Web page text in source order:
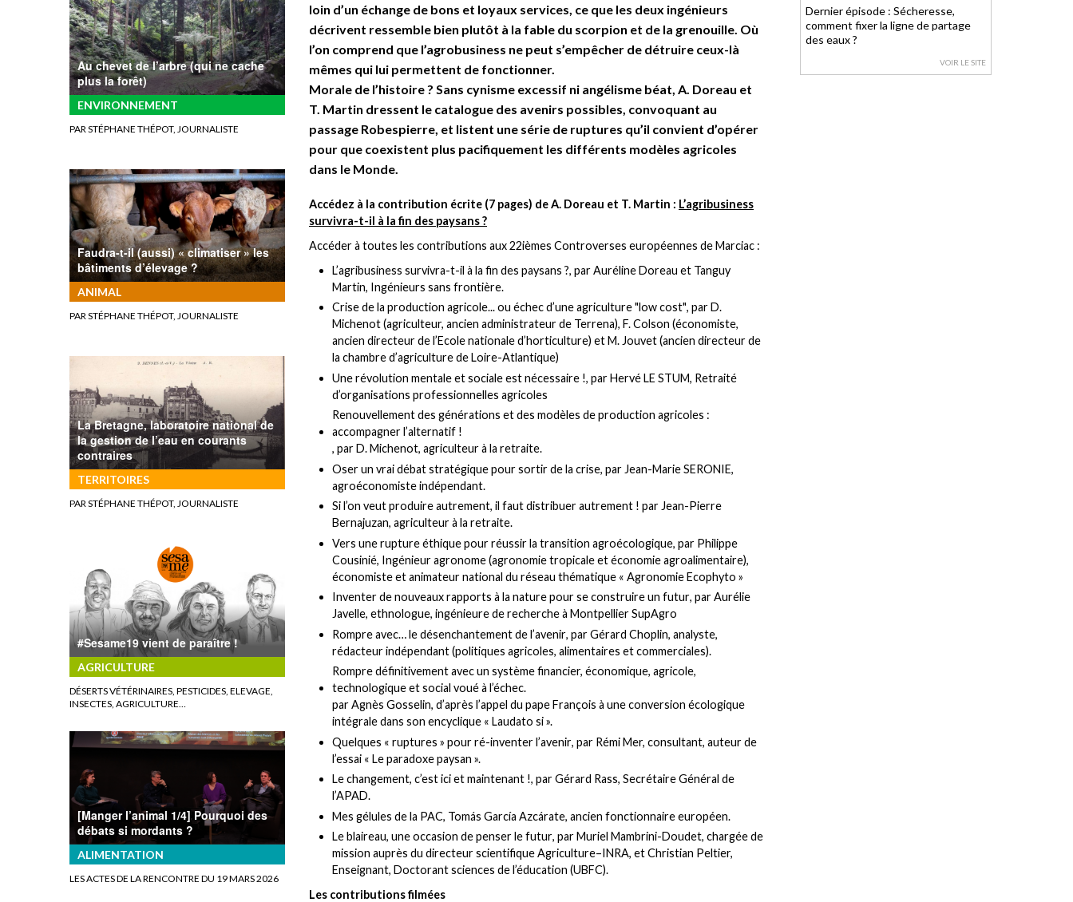
loin d’un échange de bons et loyaux services, ce que les deux ingénieurs
décrivent ressemble bien plutôt à la fable du scorpion et de la grenouille. Où
l’on comprend que l’agrobusiness ne peut s’empêcher de détruire ceux-là
mêmes qui lui permettent de fonctionner.
Morale de l’histoire ? Sans cynisme excessif ni angélisme béat, A. Doreau et
T. Martin dressent le catalogue des avenirs possibles, convoquant au
passage Robespierre, et listent une série de ruptures qu’il convient d’opérer
pour que coexistent plus pacifiquement les différents modèles agricoles
dans le Monde.
Accédez à la contribution écrite (7 pages) de A. Doreau et T. Martin : L’agribusiness
survivra-t-il à la fin des paysans ?
Accéder à toutes les contributions aux 22ièmes Controverses européennes de Marciac :
L’agribusiness survivra-t-il à la fin des paysans ?, par Auréline Doreau et Tanguy
Martin, Ingénieurs sans frontière.
Crise de la production agricole... ou échec d’une agriculture "low cost", par D.
Michenot (agriculteur, ancien administrateur de Terrena), F. Colson (économiste,
ancien directeur de l’Ecole nationale d’horticulture) et M. Jouvet (ancien directeur de
la chambre d’agriculture de Loire-Atlantique)
Une révolution mentale et sociale est nécessaire !, par Hervé LE STUM, Retraité
d’organisations professionnelles agricoles
Renouvellement des générations et des modèles de production agricoles :
accompagner l’alternatif !
, par D. Michenot, agriculteur à la retraite.
Oser un vrai débat stratégique pour sortir de la crise, par Jean-Marie SERONIE,
agroéconomiste indépendant.
Si l’on veut produire autrement, il faut distribuer autrement ! par Jean-Pierre
Bernajuzan, agriculteur à la retraite.
Vers une rupture éthique pour réussir la transition agroécologique, par Philippe
Cousinié, Ingénieur agronome (agronomie tropicale et économie agroalimentaire),
économiste et animateur national du réseau thématique « Agronomie Ecophyto »
Inventer de nouveaux rapports à la nature pour se construire un futur, par Aurélie
Javelle, ethnologue, ingénieure de recherche à Montpellier SupAgro
Rompre avec… le désenchantement de l’avenir, par Gérard Choplin, analyste,
rédacteur indépendant (politiques agricoles, alimentaires et commerciales).
Rompre définitivement avec un système financier, économique, agricole,
technologique et social voué à l’échec.
par Agnès Gosselin, d’après l’appel du pape François à une conversion écologique
intégrale dans son encyclique « Laudato si ».
Quelques « ruptures » pour ré-inventer l’avenir, par Rémi Mer, consultant, auteur de
l’essai « Le paradoxe paysan ».
Le changement, c’est ici et maintenant !, par Gérard Rass, Secrétaire Général de
l’APAD.
Mes gélules de la PAC, Tomás García Azcárate, ancien fonctionnaire européen.
Le blaireau, une occasion de penser le futur, par Muriel Mambrini-Doudet, chargée de
mission auprès du directeur scientifique Agriculture–INRA, et Christian Peltier,
Enseignant, Doctorant sciences de l’éducation (UBFC).
Les contributions filmées
Au chevet de l’arbre (qui ne cache
plus la forêt)
ENVIRONNEMENT
PAR STÉPHANE THÉPOT, JOURNALISTE
Faudra-t-il (aussi) « climatiser » les
bâtiments d’élevage ?
ANIMAL
PAR STÉPHANE THÉPOT, JOURNALISTE
La Bretagne, laboratoire national de
la gestion de l’eau en courants
contraires
TERRITOIRES
PAR STÉPHANE THÉPOT, JOURNALISTE
#Sesame19 vient de paraître !
AGRICULTURE
DÉSERTS VÉTÉRINAIRES, PESTICIDES, ELEVAGE,
INSECTES, AGRICULTURE…
[Manger l’animal 1/4] Pourquoi des
débats si mordants ?
ALIMENTATION
LES ACTES DE LA RENCONTRE DU 19 MARS 2026
Dernier épisode : Sécheresse,
comment fixer la ligne de partage
des eaux ?
VOIR LE SITE